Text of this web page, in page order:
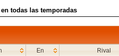
todas las temporadas
En Rival